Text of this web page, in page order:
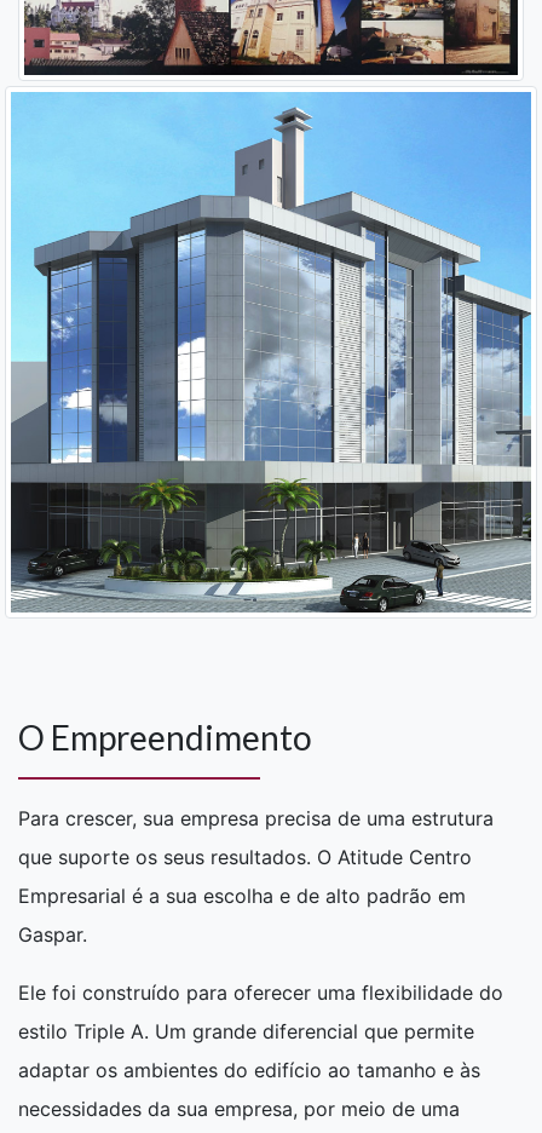
O Empreendimento
Para crescer, sua empresa precisa de uma estrutura
que suporte os seus resultados. O Atitude Centro
Empresarial é a sua escolha e de alto padrão em
Gaspar.
Ele foi construído para oferecer uma flexibilidade do
estilo Triple A. Um grande diferencial que permite
adaptar os ambientes do edifício ao tamanho e às
necessidades da sua empresa, por meio de uma